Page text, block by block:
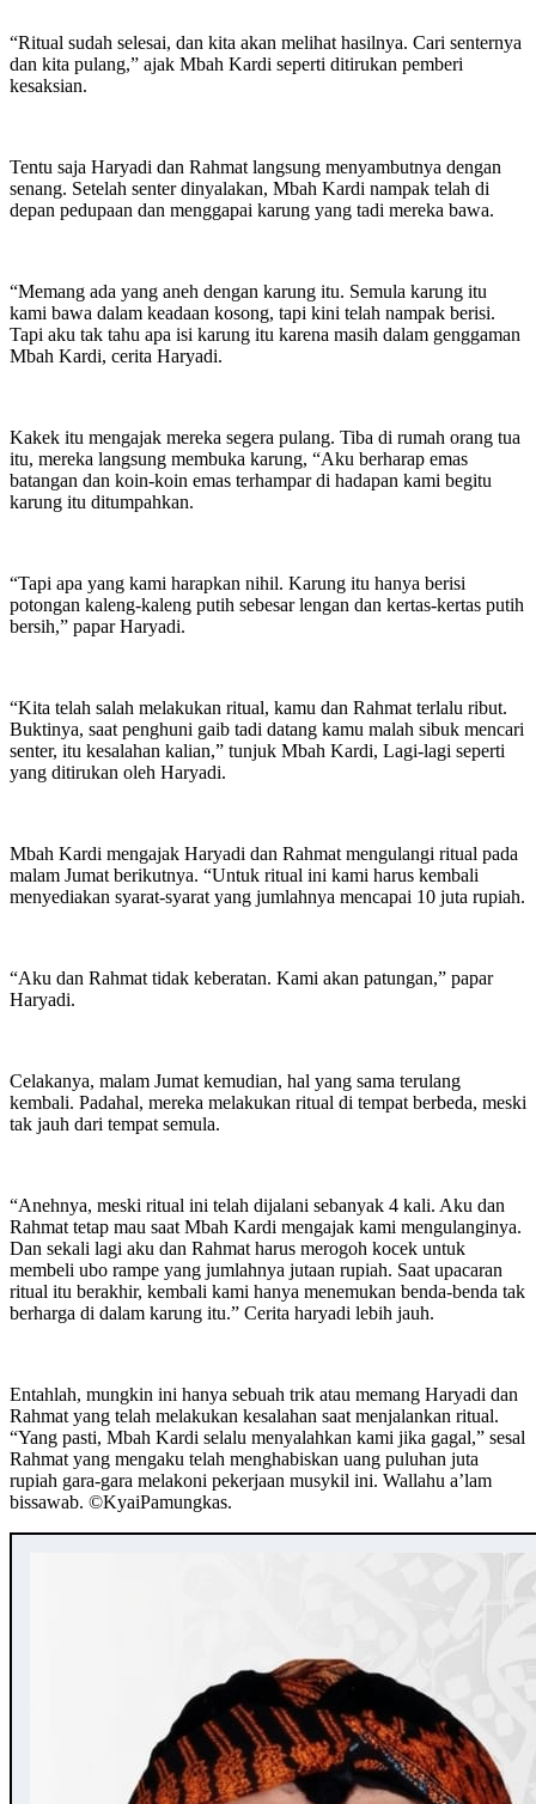
“Ritual sudah selesai, dan kita akan melihat hasilnya. Cari senternya
dan kita pulang,” ajak Mbah Kardi seperti ditirukan pemberi
kesaksian.
Tentu saja Haryadi dan Rahmat langsung menyambutnya dengan
senang. Setelah senter dinyalakan, Mbah Kardi nampak telah di
depan pedupaan dan menggapai karung yang tadi mereka bawa.
“Memang ada yang aneh dengan karung itu. Semula karung itu
kami bawa dalam keadaan kosong, tapi kini telah nampak berisi.
Tapi aku tak tahu apa isi karung itu karena masih dalam genggaman
Mbah Kardi, cerita Haryadi.
Kakek itu mengajak mereka segera pulang. Tiba di rumah orang tua
itu, mereka langsung membuka karung, “Aku berharap emas
batangan dan koin-koin emas terhampar di hadapan kami begitu
karung itu ditumpahkan.
“Tapi apa yang kami harapkan nihil. Karung itu hanya berisi
potongan kaleng-kaleng putih sebesar lengan dan kertas-kertas putih
bersih,” papar Haryadi.
“Kita telah salah melakukan ritual, kamu dan Rahmat terlalu ribut.
Buktinya, saat penghuni gaib tadi datang kamu malah sibuk mencari
senter, itu kesalahan kalian,” tunjuk Mbah Kardi, Lagi-lagi seperti
yang ditirukan oleh Haryadi.
Mbah Kardi mengajak Haryadi dan Rahmat mengulangi ritual pada
malam Jumat berikutnya. “Untuk ritual ini kami harus kembali
menyediakan syarat-syarat yang jumlahnya mencapai 10 juta rupiah.
“Aku dan Rahmat tidak keberatan. Kami akan patungan,” papar
Haryadi.
Celakanya, malam Jumat kemudian, hal yang sama terulang
kembali. Padahal, mereka melakukan ritual di tempat berbeda, meski
tak jauh dari tempat semula.
“Anehnya, meski ritual ini telah dijalani sebanyak 4 kali. Aku dan
Rahmat tetap mau saat Mbah Kardi mengajak kami mengulanginya.
Dan sekali lagi aku dan Rahmat harus merogoh kocek untuk
membeli ubo rampe yang jumlahnya jutaan rupiah. Saat upacaran
ritual itu berakhir, kembali kami hanya menemukan benda-benda tak
berharga di dalam karung itu.” Cerita haryadi lebih jauh.
Entahlah, mungkin ini hanya sebuah trik atau memang Haryadi dan
Rahmat yang telah melakukan kesalahan saat menjalankan ritual.
“Yang pasti, Mbah Kardi selalu menyalahkan kami jika gagal,” sesal
Rahmat yang mengaku telah menghabiskan uang puluhan juta
rupiah gara-gara melakoni pekerjaan musykil ini. Wallahu a’lam
bissawab. ©️KyaiPamungkas.